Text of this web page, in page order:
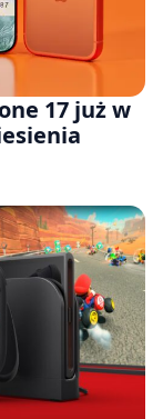
17 już w